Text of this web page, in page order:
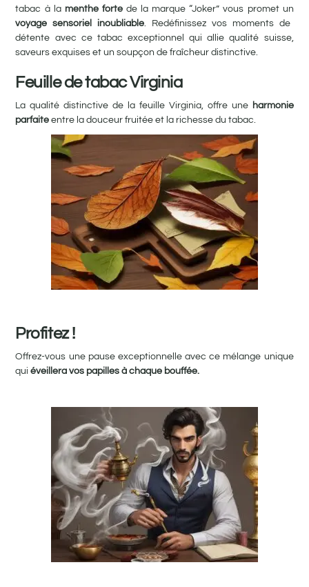
tabac à la menthe fortede la marque “Joker” vous promet un
voyage sensoriel inoubliable . Redéfinissez vos moments de
détente avec ce tabac exceptionnel qui allie qualité suisse,
saveurs exquises et un soupçon de fraîcheur distinctive.
Feuille de tabac Virginia
La qualité distinctive de la feuille Virginia, offre uneharmonie
parfaite entre la douceur fruitée et la richesse du tabac.
Profitez !
Offrez-vous une pause exceptionnelle avec ce mélange unique
qui éveillera vos papilles à chaque bouffée.